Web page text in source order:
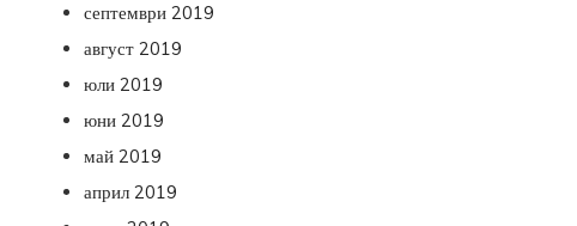
септември 2019
август 2019
юли 2019
юни 2019
май 2019
април 2019